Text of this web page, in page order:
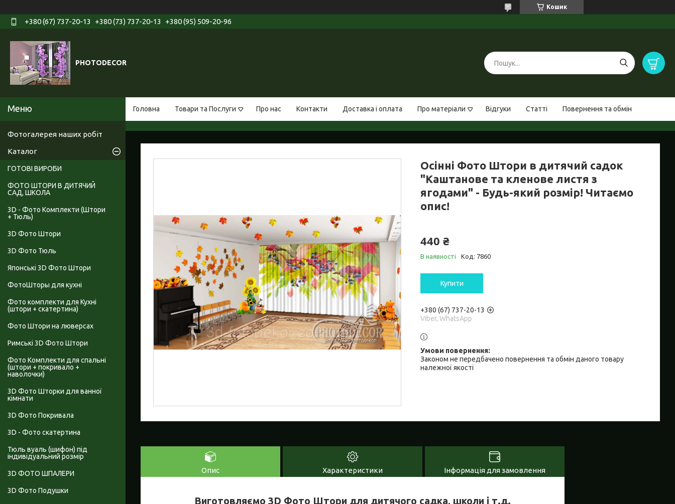
Кошик
+380 (67) 737-20-13 +380 (73) 737-20-13 +380 (95) 509-20-96
PHOTODECOR
Головна Товари та Послуги Про нас Контакти Доставка і оплата Про матеріали Відгуки Статті Повернення та обмін
Осінні Фото Штори в дитячий садок
"Каштанове та кленове листя з
ягодами" - Будь-який розмір! Читаємо
опис!
440 ₴
В наявності Код: 7860
Купити
+380 (67) 737-20-13
Viber, WhatsApp
Законом не передбачено повернення та обмін даного товару
належної якості
Опис Характеристики Інформація для замовлення
Виготовляємо 3D Фото Штори для дитячого садка, школи і т.д.
Фотогалерея наших робіт
Каталог
ГОТОВІ ВИРОБИ
ФОТО ШТОРИ В ДИТЯЧИЙ
САД, ШКОЛА
3D - Фото Комплекти (Штори
+ Тюль)
3D Фото Штори
3D Фото Тюль
Японські 3D Фото Штори
ФотоШторы для кухні
Фото комплекти для Кухні
(штори + скатертина)
Фото Штори на люверсах
Римські 3D Фото Штори
Фото Комплекти для спальні
(штори + покривало +
наволочки)
3D Фото Шторки для ванної
кімнати
3D Фото Покривала
3D - Фото скатертина
Тюль вуаль (шифон) під
індивідуальний розмір
3D ФОТО ШПАЛЕРИ
3D Фото Подушки